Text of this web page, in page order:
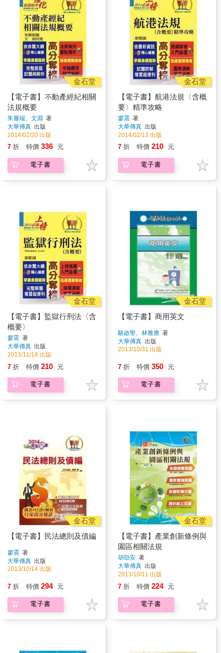
金石堂
【電子書】不動產經紀相關
法規概要
朱履端、文淵 著
大華傳真 出版
2014/02/20 出版
7 折 特價 336 元
電子書
金石堂
【電子書】航港法規〈含概
要〉精準攻略
廖震 著
大華傳真 出版
2014/02/13 出版
7 折 特價 210 元
電子書
金石堂
【電子書】監獄行刑法〈含
概要〉
廖震 著
大華傳真 出版
2013/11/18 出版
7 折 特價 210 元
電子書
金石堂
【電子書】商用英文
駱啟聖、林雅應 著
大華傳真 出版
2013/10/31 出版
7 折 特價 350 元
電子書
金石堂
【電子書】民法總則及債編
廖震 著
大華傳真 出版
2013/10/14 出版
7 折 特價 294 元
電子書
金石堂
【電子書】產業創新條例與
園區相關法規
胡劭安 著
大華傳真 出版
2013/10/11 出版
7 折 特價 224 元
電子書